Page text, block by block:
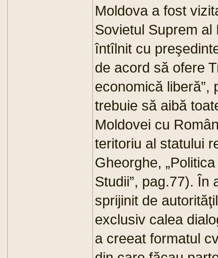
Moldova a fost
Sovietul Suprem
întîlnit cu
de acord să ofere
economică liberă”,
trebuie să aibă
Moldovei cu
teritoriu al statului
Gheorghe,
Studii”, pag.77). În
sprijinit de
exclusiv calea
a creeat formatul